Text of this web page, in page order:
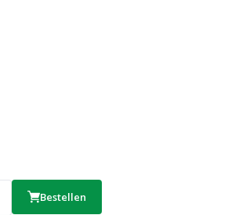
Bestellen